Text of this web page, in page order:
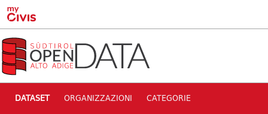
Skip to main content
DATASET ORGANIZZAZIONI CATEGORIE